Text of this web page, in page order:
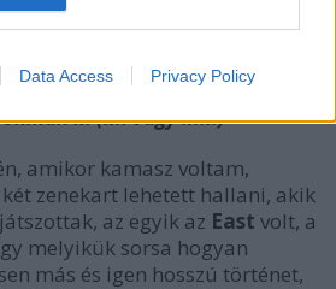
Data Access Privacy Policy
III (Mi vagy M.I.)
amikor kamasz voltam,
zenekart lehetett hallani, akik
az egyik az East volt, a
melyikük sorsa hogyan
más és igen hosszú történet,